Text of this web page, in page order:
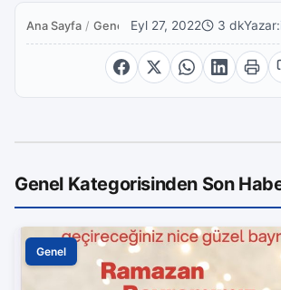
Ana Sayfa / Genel Eyl 27, 2022 3 dkYazar:
Genel Kategorisinden Son
Genel